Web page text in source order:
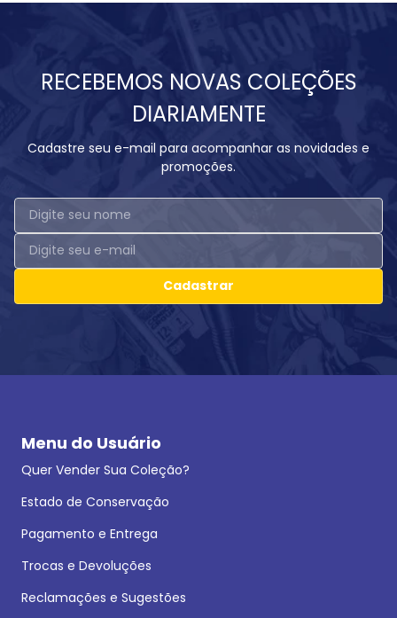
RECEBEMOS NOVAS COLEÇÕES
DIARIAMENTE
Cadastre seu e-mail para acompanhar as novidades e
promoções.
Cadastrar
Menu do Usuário
Quer Vender Sua Coleção?
Estado de Conservação
Pagamento e Entrega
Trocas e Devoluções
Reclamações e Sugestões